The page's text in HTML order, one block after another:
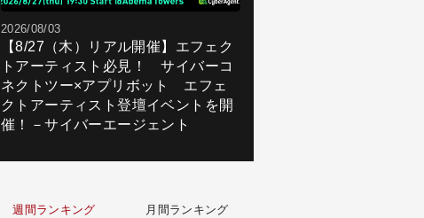
2026/08/03
【8/27（木）リアル開催】エフェク
トアーティスト必見！ サイバーコ
ネクトツー×アプリボット エフェ
クトアーティスト登壇イベントを開
催！－サイバーエージェント
週間ランキング 月間ランキング